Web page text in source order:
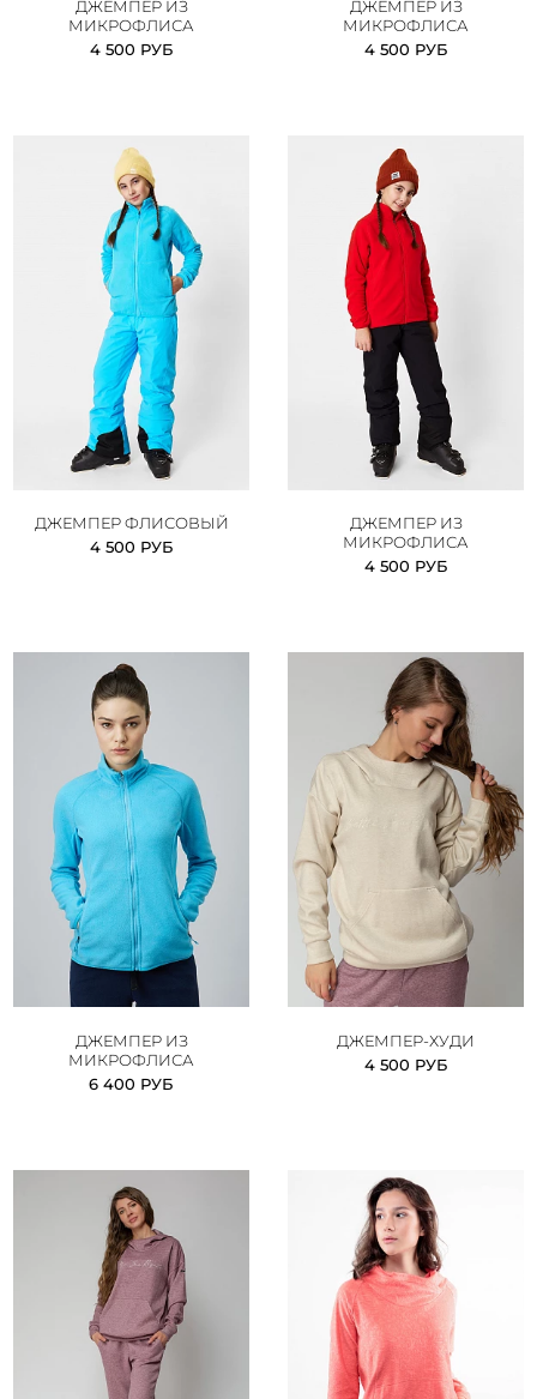
ДЖЕМПЕР ИЗ
МИКРОФЛИСА
4 500 РУБ
ДЖЕМПЕР ИЗ
МИКРОФЛИСА
4 500 РУБ
ДЖЕМПЕР ФЛИСОВЫЙ
4 500 РУБ
ДЖЕМПЕР ИЗ
МИКРОФЛИСА
4 500 РУБ
ДЖЕМПЕР ИЗ
МИКРОФЛИСА
6 400 РУБ
ДЖЕМПЕР-ХУДИ
4 500 РУБ